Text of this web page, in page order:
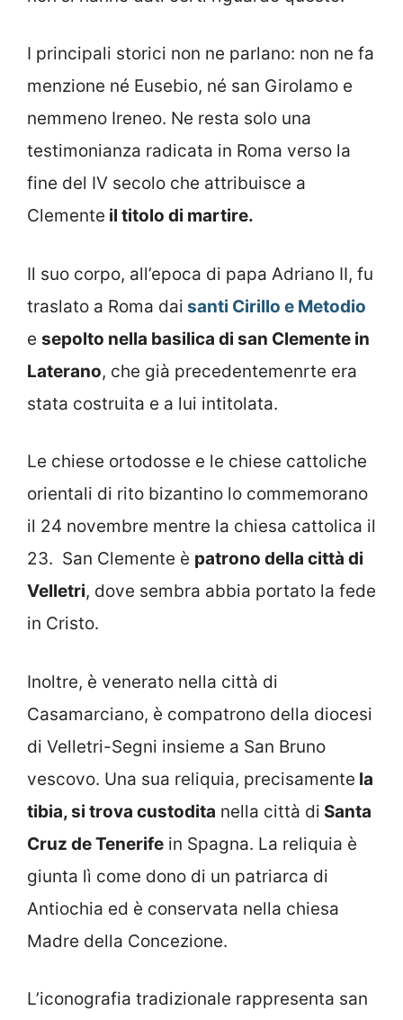
I principali storici non ne parlano: non ne fa
menzione né Eusebio, né san Girolamo e
nemmeno Ireneo. Ne resta solo una
testimonianza radicata in Roma verso la
fine del IV secolo che attribuisce a
Clemente il titolo di martire.
Il suo corpo, all’epoca di papa Adriano II, fu
traslato a Roma dai santi Cirillo e Metodio
e sepolto nella basilica di san Clemente in
Laterano, che già precedentemenrte era
stata costruita e a lui intitolata.
Le chiese ortodosse e le chiese cattoliche
orientali di rito bizantino lo commemorano
il 24 novembre mentre la chiesa cattolica il
23. San Clemente è patrono della città di
Velletri, dove sembra abbia portato la fede
in Cristo.
Inoltre, è venerato nella città di
Casamarciano, è compatrono della diocesi
di Velletri-Segni insieme a San Bruno
vescovo. Una sua reliquia, precisamente la
tibia, si trova custodita nella città di Santa
Cruz de Tenerife in Spagna. La reliquia è
giunta lì come dono di un patriarca di
Antiochia ed è conservata nella chiesa
Madre della Concezione.
L’iconografia tradizionale rappresenta san